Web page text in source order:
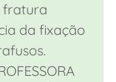
fratura
da fixação